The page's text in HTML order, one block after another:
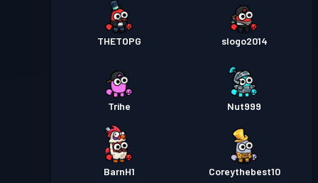
THETOPG slogo2014
Trihe Nut999
BarnH1 Coreythebest10